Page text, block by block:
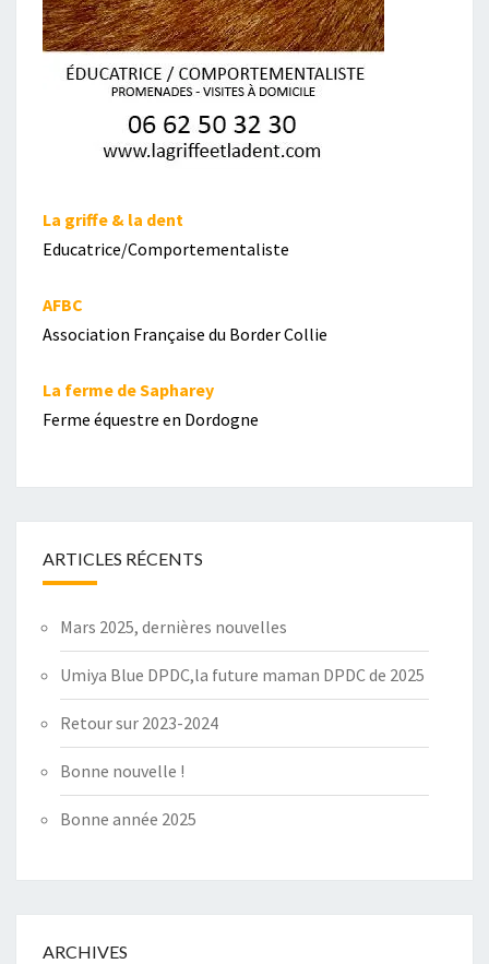
La griffe & la dent
Educatrice/Comportementaliste
AFBC
Association Française du Border Collie
La ferme de Sapharey
Ferme équestre en Dordogne
ARTICLES RÉCENTS
Mars 2025, dernières nouvelles
Umiya Blue DPDC,la future maman DPDC de 2025
Retour sur 2023-2024
Bonne nouvelle !
Bonne année 2025
ARCHIVES